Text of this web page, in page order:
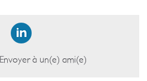
Envoyer à un(e) ami(e)